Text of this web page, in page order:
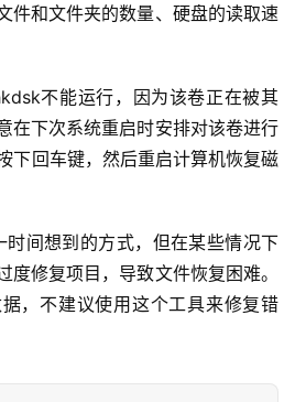
件和文件夹的数量、硬盘的读取速
不能运行，因为该卷正在被其
在下次系统重启时安排对该卷进行
下回车键，然后重启计算机恢复磁
间想到的方式，但在某些情况下
度修复项目，导致文件恢复困难。
，不建议使用这个工具来修复错